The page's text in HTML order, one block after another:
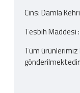
Cins: Damla
Tesbih Maddesi
Tüm ürünlerimiz
gönderilmektedir.